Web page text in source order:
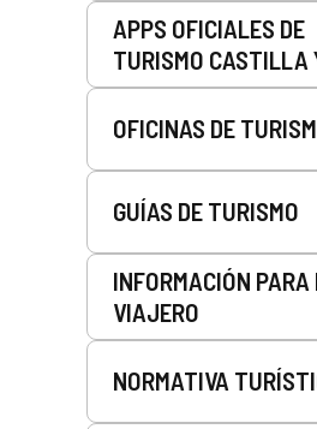
APPS OFICIALES DE
TURISMO CASTILLA
OFICINAS DE
GUÍAS DE TURISMO
INFORMACIÓN PARA
VIAJERO
NORMATIVA